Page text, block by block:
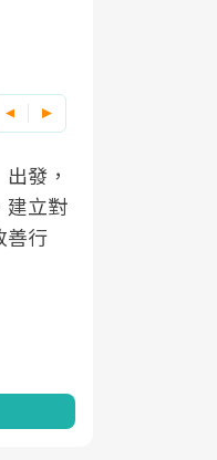
發，
建立對
善行